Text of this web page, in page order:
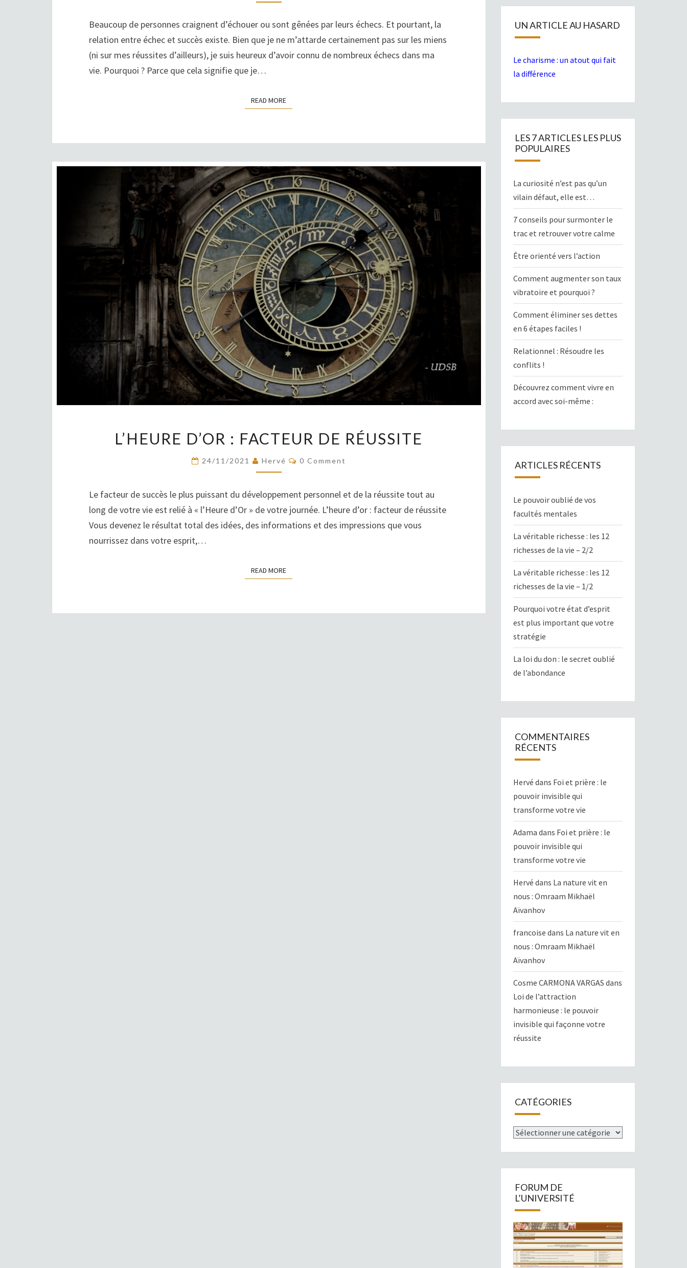
SUCCÈS
Beaucoup de personnes craignent d’échouer ou sont gênées par leurs échecs. Et pourtant, la
relation entre échec et succès existe. Bien que je ne m’attarde certainement pas sur les miens
(ni sur mes réussites d’ailleurs), je suis heureux d’avoir connu de nombreux échecs dans ma
vie. Pourquoi ? Parce que cela signifie que je…
READ MOREREAD MORE
D’OR
FACTEUR
RÉUSSITE
L’HEURE D’OR : FACTEUR DE RÉUSSITE
24/11/2021 Hervé COMMENTS
0 Comment
Le facteur de succès le plus puissant du développement personnel et de la réussite tout au
long de votre vie est relié à « l’Heure d’Or » de votre journée. L’heure d’or : facteur de réussite
Vous devenez le résultat total des idées, des informations et des impressions que vous
nourrissez dans votre esprit,…
READ MOREREAD MORE
UN ARTICLE AU HASARD
Le charisme : un atout qui fait
la différence
LES 7 ARTICLES LES PLUS
POPULAIRES
La curiosité n’est pas qu’un
vilain défaut, elle est…
7 conseils pour surmonter le
trac et retrouver votre calme
Être orienté vers l’action
Comment augmenter son taux
vibratoire et pourquoi ?
Comment éliminer ses dettes
en 6 étapes faciles !
Relationnel : Résoudre les
conflits !
Découvrez comment vivre en
accord avec soi-même :
ARTICLES RÉCENTS
Le pouvoir oublié de vos
facultés mentales
La véritable richesse : les 12
richesses de la vie – 2/2
La véritable richesse : les 12
richesses de la vie – 1/2
Pourquoi votre état d’esprit
est plus important que votre
stratégie
La loi du don : le secret oublié
de l’abondance
COMMENTAIRES
RÉCENTS
Hervé dans Foi et prière : le
pouvoir invisible qui
transforme votre vie
Adama dans Foi et prière : le
pouvoir invisible qui
transforme votre vie
Hervé dans La nature vit en
nous : Omraam Mikhaël
Aïvanhov
francoise dans La nature vit en
nous : Omraam Mikhaël
Aïvanhov
Cosme CARMONA VARGAS dans
Loi de l’attraction
harmonieuse : le pouvoir
invisible qui façonne votre
réussite
CATÉGORIES
Catégories
FORUM DE
L’UNIVERSITÉ